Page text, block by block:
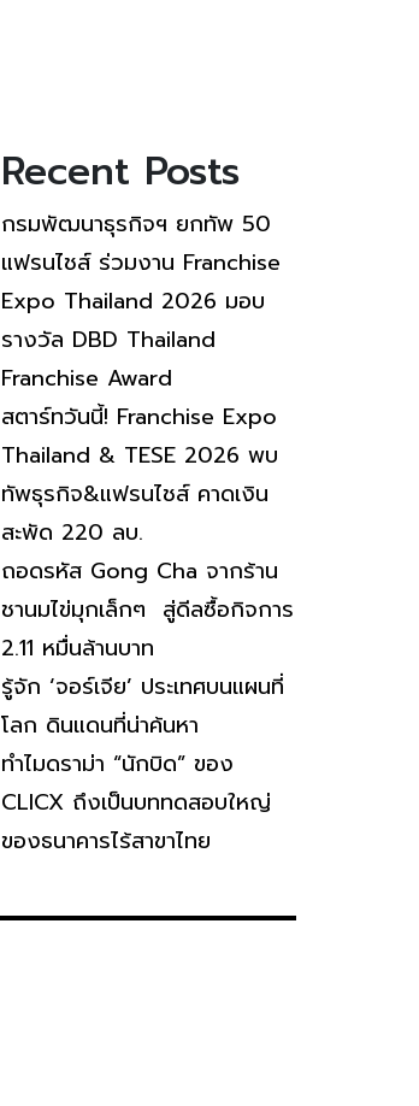
Recent Posts
กรมพัฒนาธุรกิจฯ ยกทัพ 50
แฟรนไชส์ ร่วมงาน Franchise
Expo Thailand 2026 มอบ
รางวัล DBD Thailand
Franchise Award
สตาร์ทวันนี้! Franchise Expo
Thailand & TESE 2026 พบ
ทัพธุรกิจ&แฟรนไชส์ คาดเงิน
สะพัด 220 ลบ.
ถอดรหัส Gong Cha จากร้าน
ชานมไข่มุกเล็กๆ สู่ดีลซื้อกิจการ
2.11 หมื่นล้านบาท
รู้จัก ‘จอร์เจีย’ ประเทศบนแผนที่
โลก ดินแดนที่น่าค้นหา
ทำไมดราม่า “นักบิด” ของ
CLICX ถึงเป็นบททดสอบใหญ่
ของธนาคารไร้สาขาไทย